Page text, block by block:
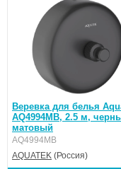
Веревка для белья
AQ4994MB, 2.5 м,
матовый
AQ4994MB
AQUATEK (Россия)